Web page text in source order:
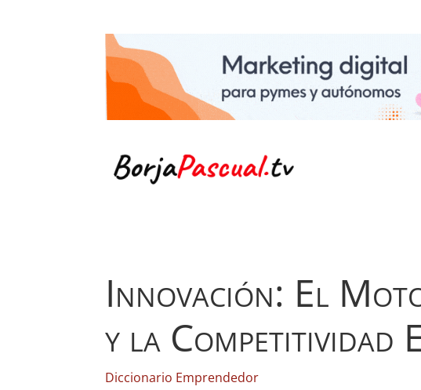
Innovación: El
y la Competitividad
Diccionario Emprendedor